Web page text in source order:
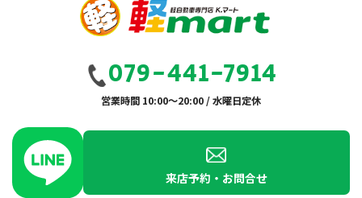
079-441-7914
営業時間 10:00～20:00 / 水曜日定休
来店予約・お問合せ